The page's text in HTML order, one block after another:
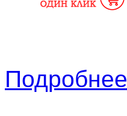
Подробнее